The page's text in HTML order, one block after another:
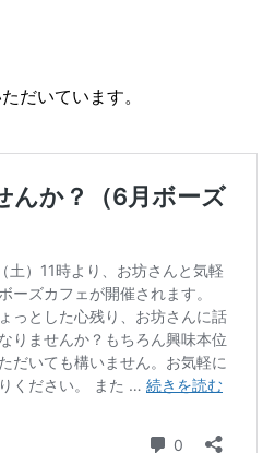
だいています。